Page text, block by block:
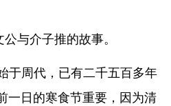
与介子推的故事。
于周代，已有二千五百多年
一日的寒食节重要，因为清